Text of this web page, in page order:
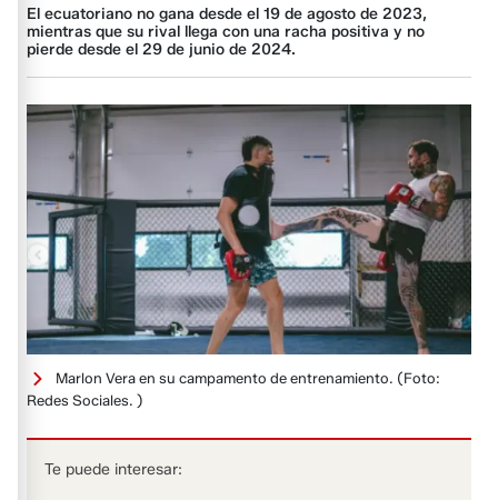
El ecuatoriano no gana desde el 19 de agosto de 2023,
mientras que su rival llega con una racha positiva y no
pierde desde el 29 de junio de 2024.
Marlon Vera en su campamento de entrenamiento. (Foto:
Redes Sociales. )
Te puede interesar: